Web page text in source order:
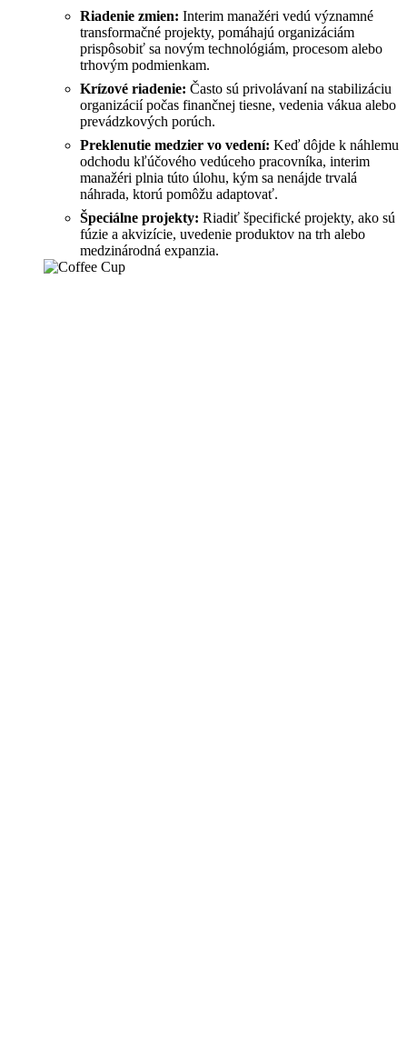
Riadenie zmien: Interim manažéri vedú významné
transformačné projekty, pomáhajú organizáciám
prispôsobiť sa novým technológiám, procesom alebo
trhovým podmienkam.
Krízové riadenie: Často sú privolávaní na stabilizáciu
organizácií počas finančnej tiesne, vedenia vákua alebo
prevádzkových porúch.
Preklenutie medzier vo vedení: Keď dôjde k náhlemu
odchodu kľúčového vedúceho pracovníka, interim
manažéri plnia túto úlohu, kým sa nenájde trvalá
náhrada, ktorú pomôžu adaptovať.
Špeciálne projekty: Riadiť špecifické projekty, ako sú
fúzie a akvizície, uvedenie produktov na trh alebo
medzinárodná expanzia.